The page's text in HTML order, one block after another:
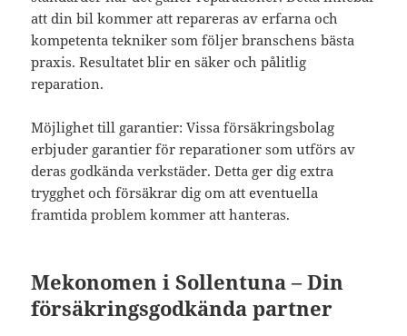
att din bil kommer att repareras av erfarna och
kompetenta tekniker som följer branschens bästa
praxis. Resultatet blir en säker och pålitlig
reparation.
Möjlighet till garantier: Vissa försäkringsbolag
erbjuder garantier för reparationer som utförs av
deras godkända verkstäder. Detta ger dig extra
trygghet och försäkrar dig om att eventuella
framtida problem kommer att hanteras.
Mekonomen i Sollentuna – Din
försäkringsgodkända partner